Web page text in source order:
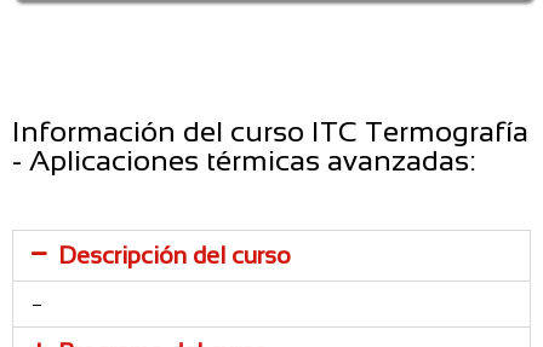
Información del curso ITC Termografía
- Aplicaciones térmicas avanzadas:
Descripción del curso
–